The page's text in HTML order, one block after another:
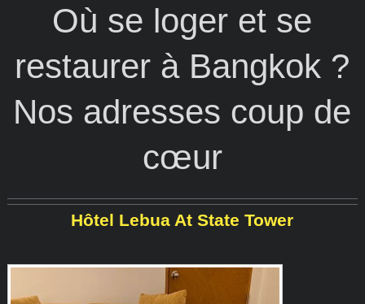
Où se loger et se
restaurer à Bangkok ?
Nos adresses coup de
cœur
Hôtel Lebua At State Tower